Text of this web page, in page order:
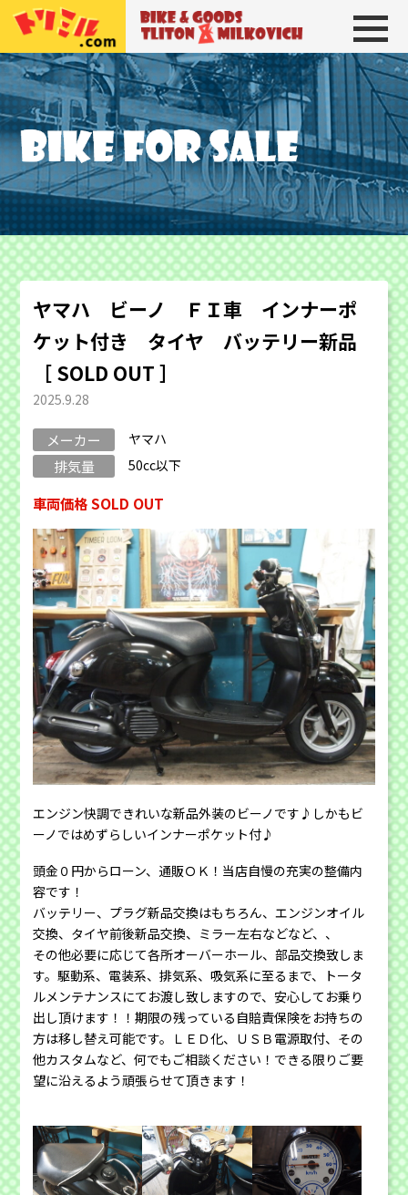
トリトン＆ミルコビッチ BIKE＆
ヤマハ ビーノ ＦＩ車 インナーポ
ケット付き タイヤ バッテリー新品
［ SOLD OUT ］
2025.9.28
メーカー ヤマハ
排気量 50cc以下
車両価格 SOLD OUT
エンジン快調できれいな新品外装のビーノです♪しかもビ
ーノではめずらしいインナーポケット付♪
頭金０円からローン、通販ＯＫ！当店自慢の充実の整備内
容です！
バッテリー、プラグ新品交換はもちろん、エンジンオイル
交換、タイヤ前後新品交換、ミラー左右などなど、、
その他必要に応じて各所オーバーホール、部品交換致しま
す。駆動系、電装系、排気系、吸気系に至るまで、トータ
ルメンテナンスにてお渡し致しますので、安心してお乗り
出し頂けます！！期限の残っている自賠責保険をお持ちの
方は移し替え可能です。ＬＥＤ化、ＵＳＢ電源取付、その
他カスタムなど、何でもご相談ください！できる限りご要
望に沿えるよう頑張らせて頂きます！